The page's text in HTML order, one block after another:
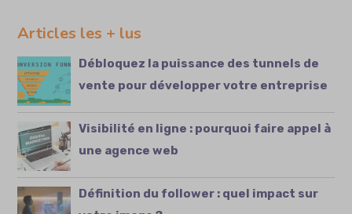
Articles les + lus
Débloquez la puissance des tunnels de
vente pour développer votre entreprise
Visibilité en ligne : pourquoi faire appel à
une agence web
Définition du follower : quel impact sur